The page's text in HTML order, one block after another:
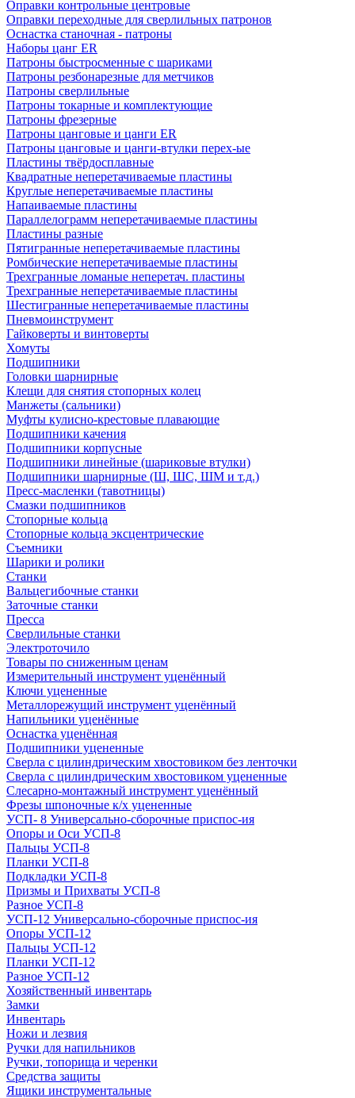
Оправки контрольные центровые
Оправки переходные для сверлильных патронов
Оснастка станочная - патроны
Наборы цанг ER
Патроны быстросменные с шариками
Патроны резбонарезные для метчиков
Патроны сверлильные
Патроны токарные и комплектующие
Патроны фрезерные
Патроны цанговые и цанги ER
Патроны цанговые и цанги-втулки перех-ые
Пластины твёрдосплавные
Квадратные неперетачиваемые пластины
Круглые неперетачиваемые пластины
Напаиваемые пластины
Параллелограмм неперетачиваемые пластины
Пластины разные
Пятигранные неперетачиваемые пластины
Ромбические неперетачиваемые пластины
Трехгранные ломаные неперетач. пластины
Трехгранные неперетачиваемые пластины
Шестигранные неперетачиваемые пластины
Пневмоинструмент
Гайковерты и винтоверты
Хомуты
Подшипники
Головки шарнирные
Клещи для снятия стопорных колец
Манжеты (сальники)
Муфты кулисно-крестовые плавающие
Подшипники качения
Подшипники корпусные
Подшипники линейные (шариковые втулки)
Подшипники шарнирные (Ш, ШС, ШМ и т.д.)
Пресс-масленки (тавотницы)
Смазки подшипников
Стопорные кольца
Стопорные кольца эксцентрические
Съемники
Шарики и ролики
Станки
Вальцегибочные станки
Заточные станки
Пресса
Сверлильные станки
Электроточило
Товары по сниженным ценам
Измерительный инструмент уценённый
Ключи уцененные
Металлорежущий инструмент уценённый
Напильники уценённые
Оснастка уценённая
Подшипники уцененные
Сверла с цилиндрическим хвостовиком без ленточки
Сверла с цилиндрическим хвостовиком уцененные
Слесарно-монтажный инструмент уценённый
Фрезы шпоночные к/х уцененные
УСП- 8 Универсально-сборочные приспос-ия
Опоры и Оси УСП-8
Пальцы УСП-8
Планки УСП-8
Подкладки УСП-8
Призмы и Прихваты УСП-8
Разное УСП-8
УСП-12 Универсально-сборочные приспос-ия
Опоры УСП-12
Пальцы УСП-12
Планки УСП-12
Разное УСП-12
Хозяйственный инвентарь
Замки
Инвентарь
Ножи и лезвия
Ручки для напильников
Ручки, топорища и черенки
Средства защиты
Ящики инструментальные